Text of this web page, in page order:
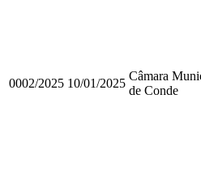
0002/2025 10/01/2025
Câmara
de Conde